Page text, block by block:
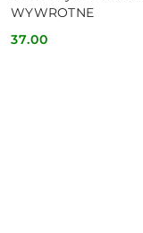
WYWROTNE
Cena:
37.00